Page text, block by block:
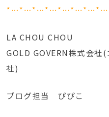
LA CHOU CHOU
GOLD GOVERN株式会社
社)
ブログ担当 ぴぴこ